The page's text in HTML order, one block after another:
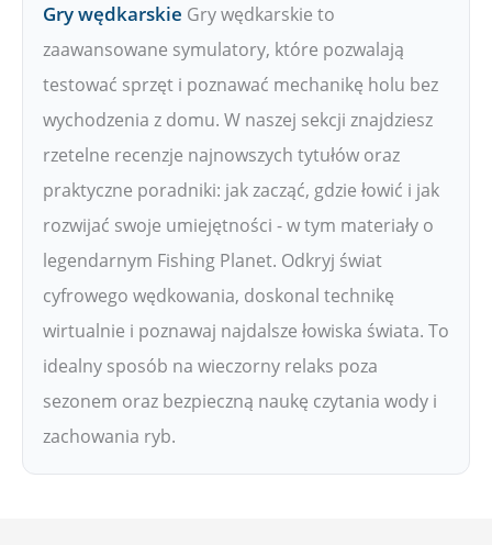
Gry wędkarskie Gry wędkarskie to
zaawansowane symulatory, które pozwalają
testować sprzęt i poznawać mechanikę holu bez
wychodzenia z domu. W naszej sekcji znajdziesz
rzetelne recenzje najnowszych tytułów oraz
praktyczne poradniki: jak zacząć, gdzie łowić i jak
rozwijać swoje umiejętności - w tym materiały o
legendarnym Fishing Planet. Odkryj świat
cyfrowego wędkowania, doskonal technikę
wirtualnie i poznawaj najdalsze łowiska świata. To
idealny sposób na wieczorny relaks poza
sezonem oraz bezpieczną naukę czytania wody i
zachowania ryb.